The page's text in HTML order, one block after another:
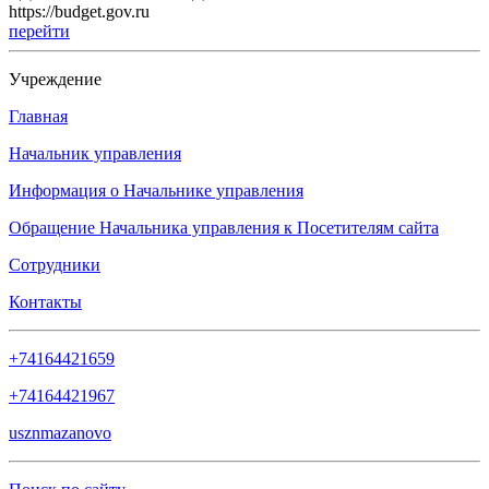
https://budget.gov.ru
перейти
Учреждение
Главная
Начальник управления
Информация о Начальнике управления
Обращение Начальника управления к Посетителям сайта
Сотрудники
Контакты
+74164421659
+74164421967
usznmazanovo